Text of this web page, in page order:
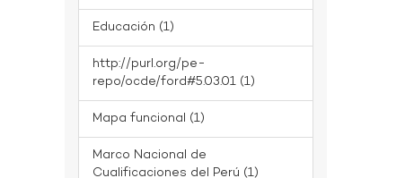
Educación (1)
http://purl.org/pe-
repo/ocde/ford#5.03.01 (1)
Mapa funcional (1)
Marco Nacional de
Cualificaciones del Perú (1)